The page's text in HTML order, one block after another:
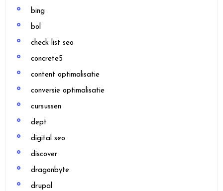
bing
bol
check list seo
concrete5
content optimalisatie
conversie optimalisatie
cursussen
dept
digital seo
discover
dragonbyte
drupal